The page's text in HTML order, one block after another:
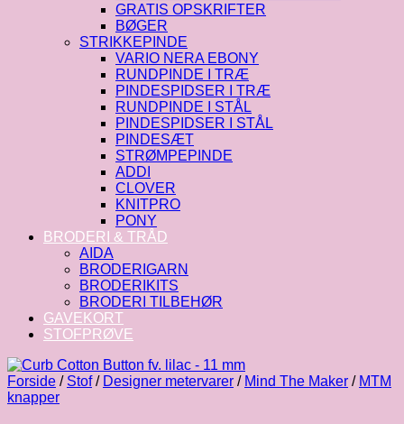
GRATIS OPSKRIFTER
BØGER
STRIKKEPINDE
VARIO NERA EBONY
RUNDPINDE I TRÆ
PINDESPIDSER I TRÆ
RUNDPINDE I STÅL
PINDESPIDSER I STÅL
PINDESÆT
STRØMPEPINDE
ADDI
CLOVER
KNITPRO
PONY
BRODERI & TRÅD
AIDA
BRODERIGARN
BRODERIKITS
BRODERI TILBEHØR
GAVEKORT
STOFPRØVE
Forside / Stof / Designer metervarer / Mind The Maker / MTM
knapper